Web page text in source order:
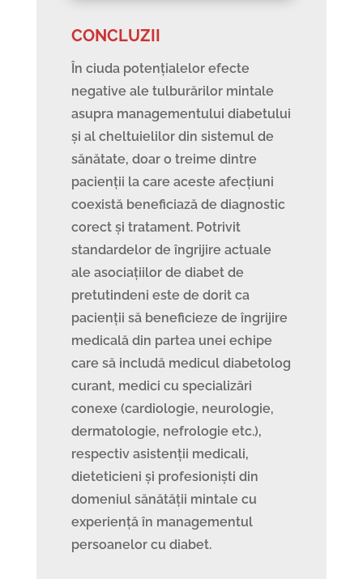
CONCLUZII
În ciuda potențialelor efecte
negative ale tulburărilor mintale
asupra managementului diabetului
și al cheltuielilor din sistemul de
sănătate, doar o treime dintre
pacienții la care aceste afecțiuni
coexistă beneficiază de diagnostic
corect și tratament. Potrivit
standardelor de îngrijire actuale
ale asociațiilor de diabet de
pretutindeni este de dorit ca
pacienții să beneficieze de îngrijire
medicală din partea unei echipe
care să includă medicul diabetolog
curant, medici cu specializări
conexe (cardiologie, neurologie,
dermatologie, nefrologie etc.),
respectiv asistenții medicali,
dieteticieni și profesioniști din
domeniul sănătății mintale cu
experiență în managementul
persoanelor cu diabet.